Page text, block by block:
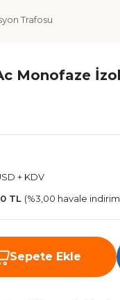
Trafosu
Monofaze
+ KDV
TL (%3,00 havale
Sepete Ekle